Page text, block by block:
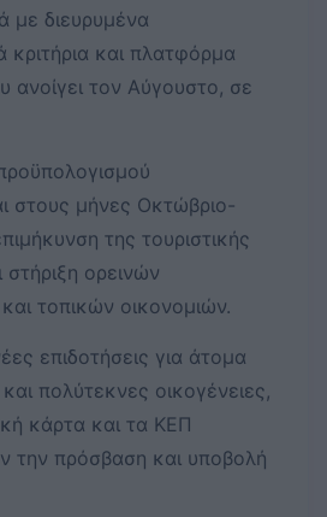
με διευρυμένα
κριτήρια και πλατφόρμα
ανοίγει τον Αύγουστο, σε
στους μήνες Οκτώβριο-
της τουριστικής
στήριξη ορεινών
τοπικών οικονομιών.
επιδοτήσεις για άτομα
πολύτεκνες οικογένειες,
κάρτα και τα ΚΕΠ
την πρόσβαση και υποβολή